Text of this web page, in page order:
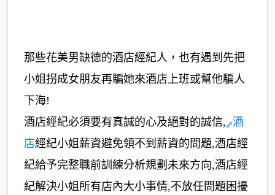
那些花美男缺德的酒店經紀人，也有遇到先把
小姐拐成女朋友再騙她來酒店上班或幫他騙人
下海!
酒店經紀必須要有真誠的心及絕對的誠信, 酒
店經紀小姐薪資避免領不到薪資的問題,酒店經
紀給予完整職前訓練分析規劃未來方向,酒店經
紀解決小姐所有店內大小事情,不放任問題困擾